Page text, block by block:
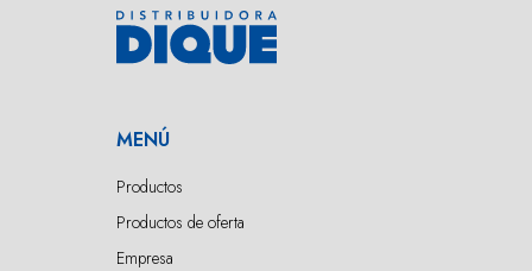
MENÚ
Productos
Productos de oferta
Empresa